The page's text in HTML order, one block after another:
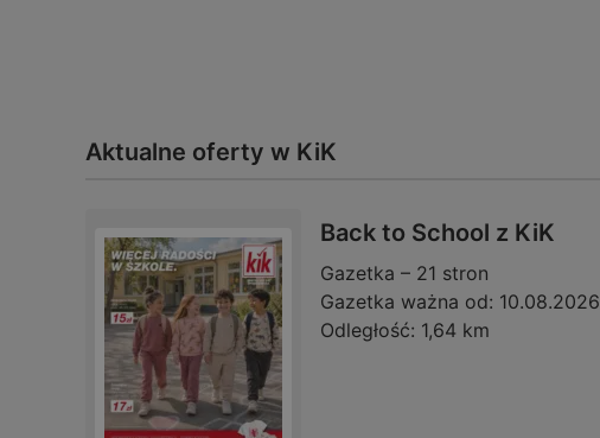
Aktualne oferty w KiK
Back to School z KiK
Gazetka – 21 stron
Gazetka ważna od: 10.08.2026
Odległość: 1,64 km